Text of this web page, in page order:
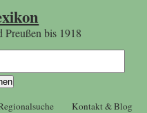
Preußen bis 1918
Kontakt & Blog